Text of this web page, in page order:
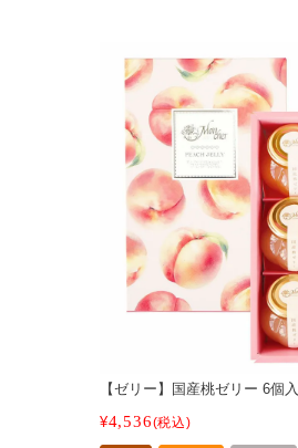
【ゼリー】国産桃ゼリー 6個入
¥4,536 税込